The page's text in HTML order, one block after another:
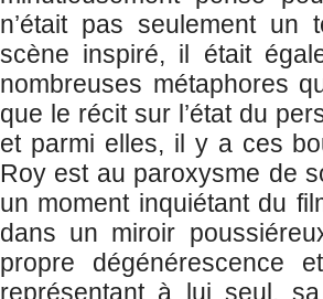
n’était pas seulement un
scène inspiré, il était
nombreuses métaphores
que le récit sur l’état du
et parmi elles, il y a ces
Roy est au paroxysme de
un moment inquiétant du
dans un miroir
propre dégénérescence
représentant à lui seul,